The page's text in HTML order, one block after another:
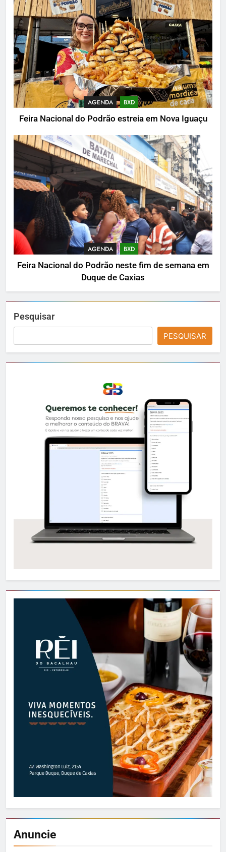
AGENDA BXD
Feira Nacional do Podrão estreia em Nova Iguaçu
AGENDA BXD
Feira Nacional do Podrão neste fim de semana em
Duque de Caxias
Pesquisar
PESQUISAR
Anuncie